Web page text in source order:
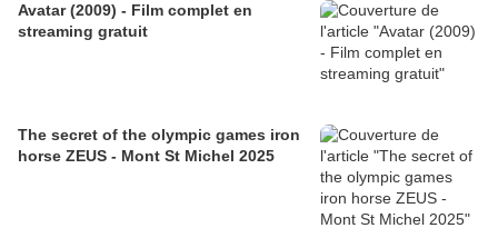
Avatar (2009) - Film complet en
streaming gratuit
The secret of the olympic games iron
horse ZEUS - Mont St Michel 2025